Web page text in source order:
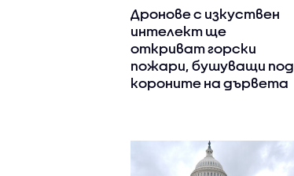
Дронове с изкуствен
интелект ще
откриват горски
пожари, бушуващи под
короните на дървета